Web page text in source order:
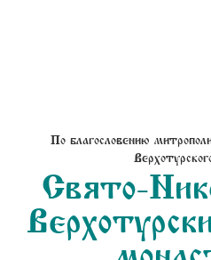
По благословению
Свято-